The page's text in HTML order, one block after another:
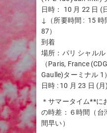
日時： 10 月 22 日 (
↓（所要時間 : 15 時
87）
到着
場所：パリ シャル
（Paris, France
Gaulle)ターミナル 1）
日時 : 10 月 23 日 (
＊サマータイム**に
の時差：６時間（台
間早い）